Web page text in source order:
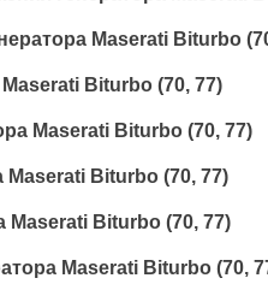
Maserati Biturbo
Biturbo (70, 77)
Maserati Biturbo (70, 77)
Maserati Biturbo (70, 77)
Maserati Biturbo (70, 77)
Maserati Biturbo (70,